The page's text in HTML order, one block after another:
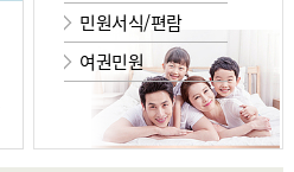
민원서식/편람
여권민원